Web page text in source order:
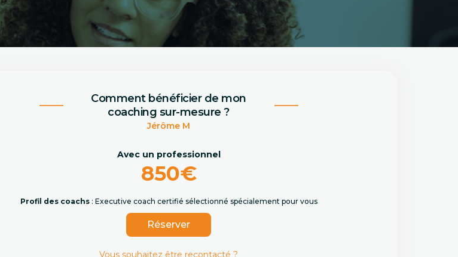
Comment bénéficier de mon
coaching sur-mesure ?
Jérôme M
Avec un professionnel
850€
Profil des coachs: Executive coach certifié sélectionné spécialement pour vous
Réserver
Vous souhaitez être recontacté ?